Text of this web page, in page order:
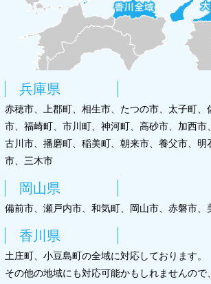
兵庫県
赤穂市、上郡町、相生市、たつの市、太子町、
市、福崎町、市川町、神河町、高砂市、加西市
古川市、播磨町、稲美町、朝来市、養父市、明
市、三木市
岡山県
備前市、瀬戸内市、和気町、岡山市、赤磐市、
香川県
土庄町、小豆島町の全域に対応しております。
その他の地域にも対応可能かもしれませんの